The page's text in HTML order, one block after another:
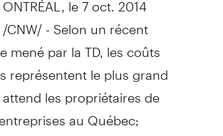
/CNW/ - Selon un récent
mené par la TD, les coûts
représentent le plus grand
les propriétaires de
au Québec;